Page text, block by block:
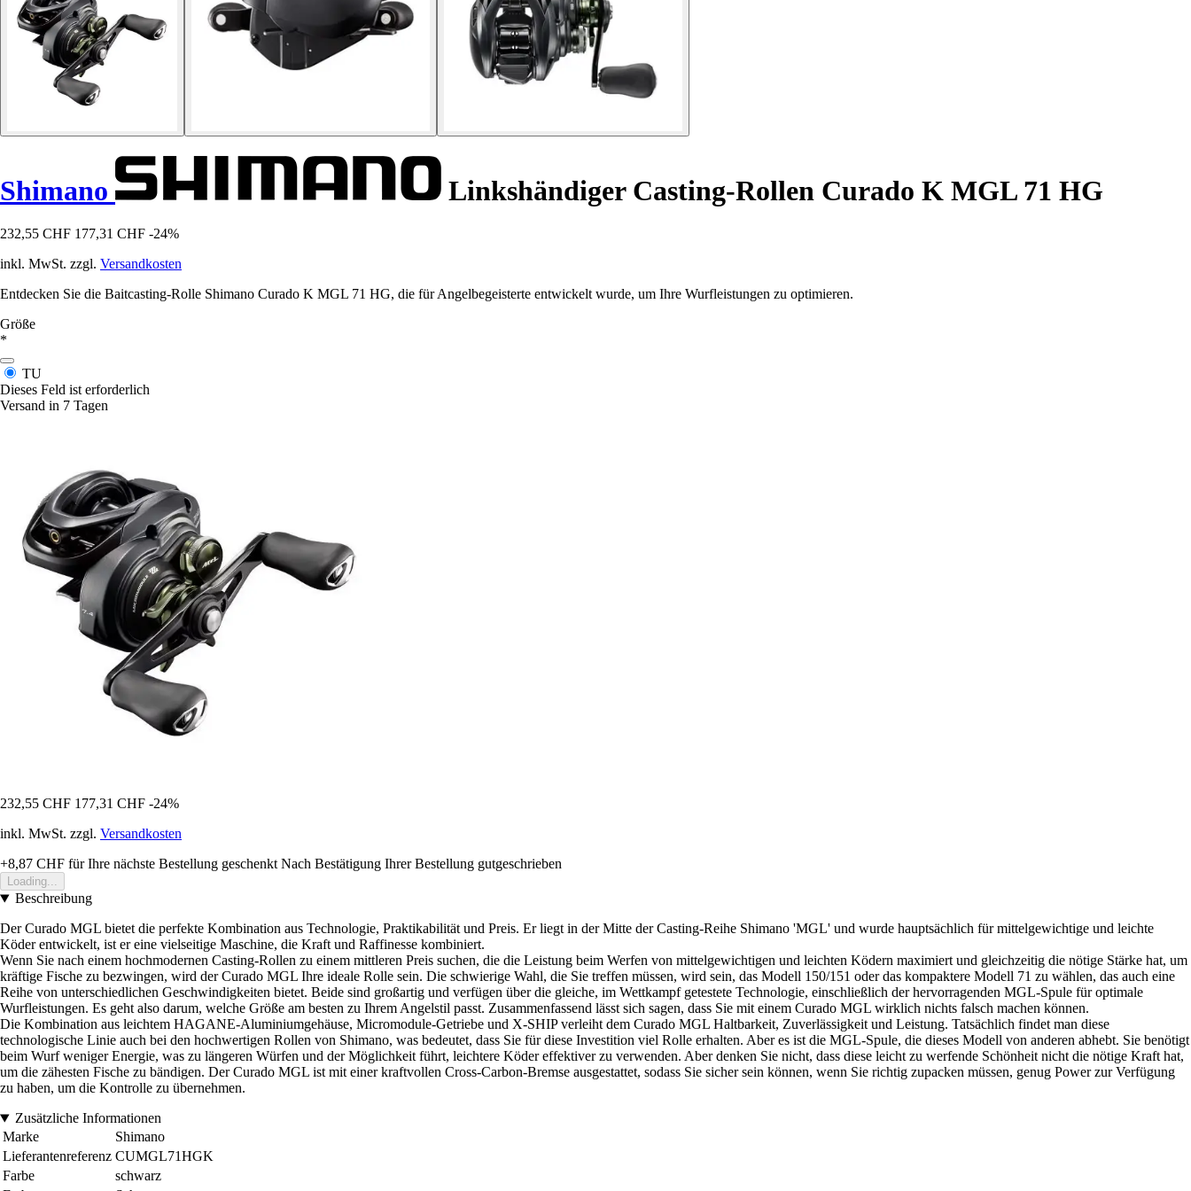
Shimano Linkshändiger Casting-Rollen Curado K MGL 71 HG
232,55 CHF 177,31 CHF -24%
inkl. MwSt. zzgl. Versandkosten
Entdecken Sie die Baitcasting-Rolle Shimano Curado K MGL 71 HG, die für Angelbegeisterte entwickelt wurde, um Ihre Wurfleistungen zu optimieren.
Größe
*
TU
Dieses Feld ist erforderlich
Versand in 7 Tagen
232,55 CHF 177,31 CHF -24%
inkl. MwSt. zzgl. Versandkosten
+8,87 CHF für Ihre nächste Bestellung geschenkt Nach Bestätigung Ihrer Bestellung gutgeschrieben
Loading...
Beschreibung
Der Curado MGL bietet die perfekte Kombination aus Technologie, Praktikabilität und Preis. Er liegt in der Mitte der Casting-Reihe Shimano 'MGL' und wurde hauptsächlich für mittelgewichtige und leichte
Köder entwickelt, ist er eine vielseitige Maschine, die Kraft und Raffinesse kombiniert.
Wenn Sie nach einem hochmodernen Casting-Rollen zu einem mittleren Preis suchen, die die Leistung beim Werfen von mittelgewichtigen und leichten Ködern maximiert und gleichzeitig die nötige Stärke hat, um
kräftige Fische zu bezwingen, wird der Curado MGL Ihre ideale Rolle sein. Die schwierige Wahl, die Sie treffen müssen, wird sein, das Modell 150/151 oder das kompaktere Modell 71 zu wählen, das auch eine
Reihe von unterschiedlichen Geschwindigkeiten bietet. Beide sind großartig und verfügen über die gleiche, im Wettkampf getestete Technologie, einschließlich der hervorragenden MGL-Spule für optimale
Wurfleistungen. Es geht also darum, welche Größe am besten zu Ihrem Angelstil passt. Zusammenfassend lässt sich sagen, dass Sie mit einem Curado MGL wirklich nichts falsch machen können.
Die Kombination aus leichtem HAGANE-Aluminiumgehäuse, Micromodule-Getriebe und X-SHIP verleiht dem Curado MGL Haltbarkeit, Zuverlässigkeit und Leistung. Tatsächlich findet man diese
technologische Linie auch bei den hochwertigen Rollen von Shimano, was bedeutet, dass Sie für diese Investition viel Rolle erhalten. Aber es ist die MGL-Spule, die dieses Modell von anderen abhebt. Sie benötigt
beim Wurf weniger Energie, was zu längeren Würfen und der Möglichkeit führt, leichtere Köder effektiver zu verwenden. Aber denken Sie nicht, dass diese leicht zu werfende Schönheit nicht die nötige Kraft hat,
um die zähesten Fische zu bändigen. Der Curado MGL ist mit einer kraftvollen Cross-Carbon-Bremse ausgestattet, sodass Sie sicher sein können, wenn Sie richtig zupacken müssen, genug Power zur Verfügung
zu haben, um die Kontrolle zu übernehmen.
Zusätzliche Informationen
Marke
Shimano
Lieferantenreferenz CUMGL71HGK
Farbe
schwarz